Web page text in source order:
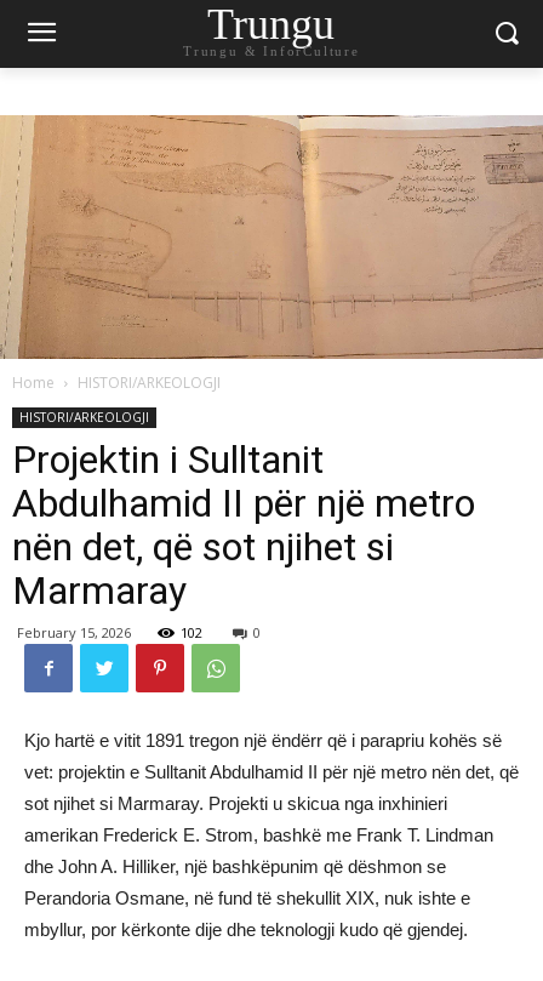
Trungu
Trungu & InforCulture
Home HISTORI/ARKEOLOGJI
HISTORI/ARKEOLOGJI
Projektin i Sulltanit
Abdulhamid II për një metro
nën det, që sot njihet si
Marmaray
February 15, 2026 102 0
Kjo hartë e vitit 1891 tregon një ëndërr që i parapriu kohës së
vet: projektin e Sulltanit Abdulhamid II për një metro nën det, që
sot njihet si Marmaray. Projekti u skicua nga inxhinieri
amerikan Frederick E. Strom, bashkë me Frank T. Lindman
dhe John A. Hilliker, një bashkëpunim që dëshmon se
Perandoria Osmane, në fund të shekullit XIX, nuk ishte e
mbyllur, por kërkonte dije dhe teknologji kudo që gjendej.